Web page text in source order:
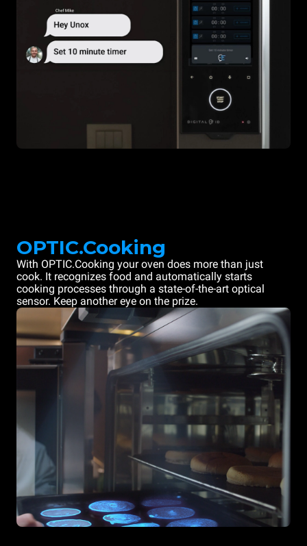
OPTIC.Cooking
With OPTIC.Cooking your oven does more than just
cook. It recognizes food and automatically starts
cooking processes through a state-of-the-art optical
sensor. Keep another eye on the prize.